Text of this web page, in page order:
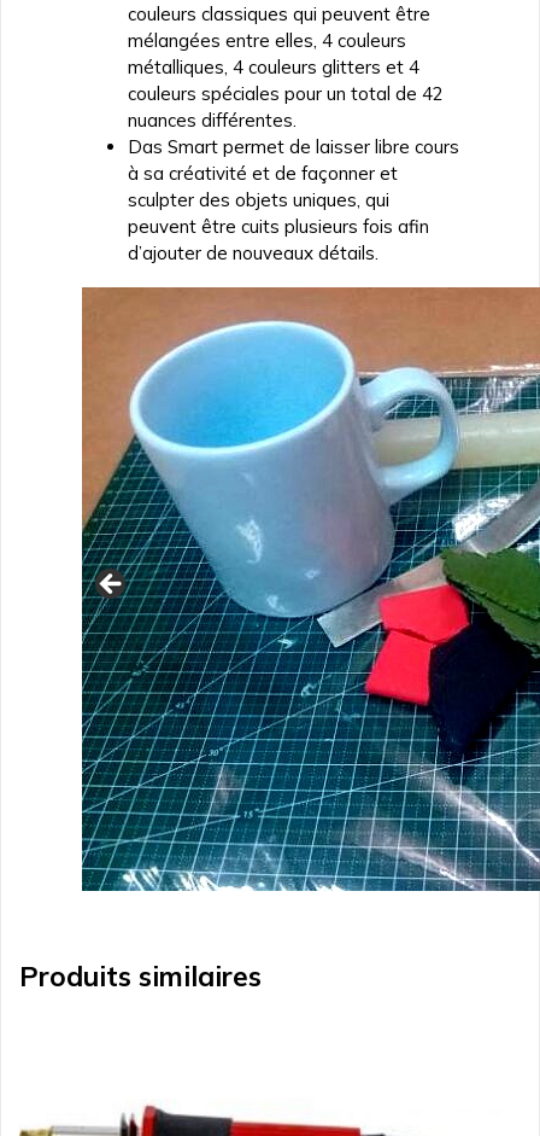
couleurs classiques qui peuvent être
mélangées entre elles, 4 couleurs
métalliques, 4 couleurs glitters et 4
couleurs spéciales pour un total de 42
nuances différentes.
Das Smart permet de laisser libre cours
à sa créativité et de façonner et
sculpter des objets uniques, qui
peuvent être cuits plusieurs fois afin
d’ajouter de nouveaux détails.
Produits similaires